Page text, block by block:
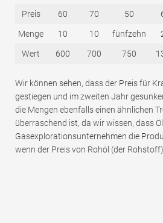
Preis 60 70 50
Menge 10 10 fünfzehn
Wert 600 700 750
Wir können sehen, dass der Preis für
gestiegen und im zweiten Jahr
die Mengen ebenfalls einen ähnlichen
überraschend ist, da wir wissen, dass
Gasexplorationsunternehmen die
wenn der Preis von Rohöl (der